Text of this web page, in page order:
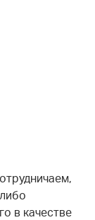
в качестве